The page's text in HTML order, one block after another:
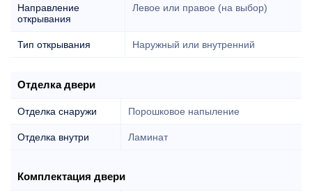
Направление
открывания
Левое или правое (на выбор)
Тип открывания Наружный или внутренний
Отделка двери
Отделка снаружи Порошковое напыление
Отделка внутри Ламинат
Комплектация двери